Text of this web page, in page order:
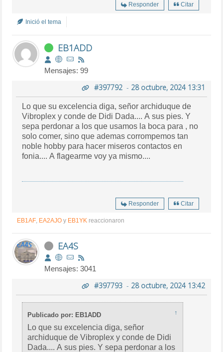
Responder Citar
Inició el tema
EB1ADD
Mensajes: 99
#397792- 28 octubre, 2024 13:31
Lo que su excelencia diga, señor archiduque de
Vibroplex y conde de Didi Dada.... A sus pies. Y
sepa perdonar a los que usamos la boca para , no
solo comer, sino que ademas corrompemos tan
noble hobby para hacer miseros contactos en
fonia.... A flagearme voy ya mismo....
Responder Citar
EB1AF, EA2AJO y EB1YK reaccionaron
EA4S
Mensajes: 3041
#397793- 28 octubre, 2024 13:42
Publicado por: EB1ADD ↑
Lo que su excelencia diga, señor
archiduque de Vibroplex y conde de Didi
Dada.... A sus pies. Y sepa perdonar a los